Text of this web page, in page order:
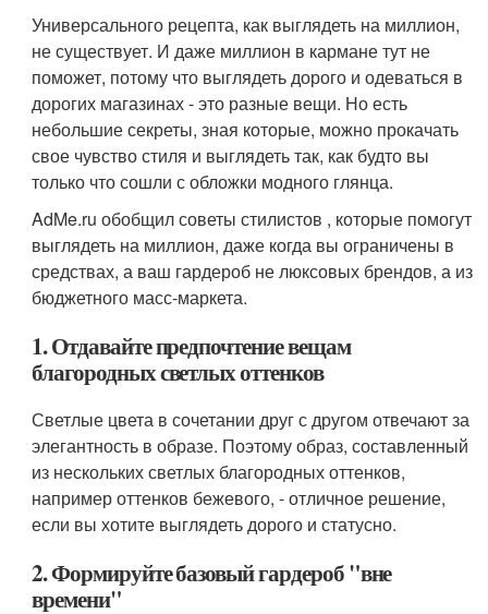
Универсального рецепта, как выглядеть на миллион,
не существует. И даже миллион в кармане тут не
поможет, потому что выглядеть дорого и одеваться в
дорогих магазинах - это разные вещи. Но есть
небольшие секреты, зная которые, можно прокачать
свое чувство стиля и выглядеть так, как будто вы
только что сошли с обложки модного глянца.
AdMe.ru обобщил советы стилистов , которые помогут
выглядеть на миллион, даже когда вы ограничены в
средствах, а ваш гардероб не люксовых брендов, а из
бюджетного масс-маркета.
1. Отдавайте предпочтение вещам
благородных светлых оттенков
Светлые цвета в сочетании друг с другом отвечают за
элегантность в образе. Поэтому образ, составленный
из нескольких светлых благородных оттенков,
например оттенков бежевого, - отличное решение,
если вы хотите выглядеть дорого и статусно.
2. Формируйте базовый гардероб "вне
времени"